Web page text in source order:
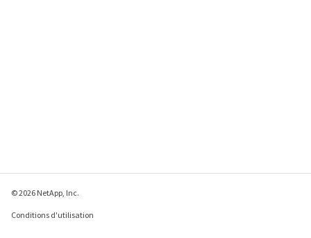
© 2026 NetApp, Inc.
Conditions d'utilisation